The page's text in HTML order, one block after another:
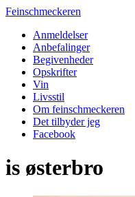
Feinschmeckeren
Anmeldelser
Anbefalinger
Begivenheder
Opskrifter
Vin
Livsstil
Om feinschmeckeren
Det tilbyder jeg
Facebook
is østerbro